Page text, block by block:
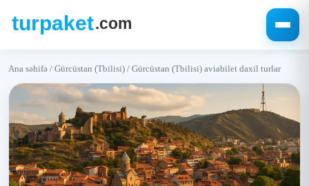
Ana səhifə / Gürcüstan (Tbilisi) / Gürcüstan (Tbilisi) aviabilet daxil turlar